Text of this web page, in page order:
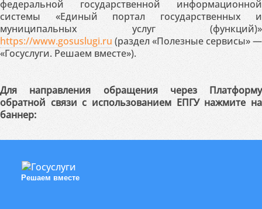
федеральной государственной информационной
системы «Единый портал государственных и
муниципальных услуг (функций)»
https://www.gosuslugi.ru (раздел «Полезные сервисы» —
«Госуслуги. Решаем вместе»).
Для направления обращения через Платформу
обратной связи с использованием ЕПГУ нажмите на
баннер:
Решаем вместе